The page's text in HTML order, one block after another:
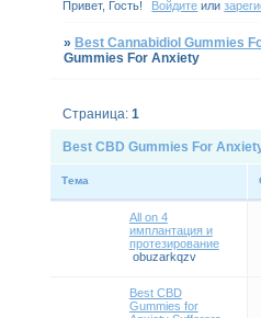
Привет, Гость! Войдите или
» Best Cannabidiol Gummies
Gummies For Anxiety
Best CBD Gummies For
Страница: 1
Тема
Аll on 4
имплантация и
протезирование
obuzarkqzv
Best CBD
Gummies for